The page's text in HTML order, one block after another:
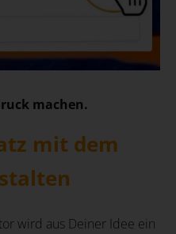
machen.
mit dem
wird aus Deiner Idee ein